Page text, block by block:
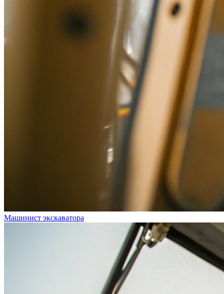
Машинист экскаватора